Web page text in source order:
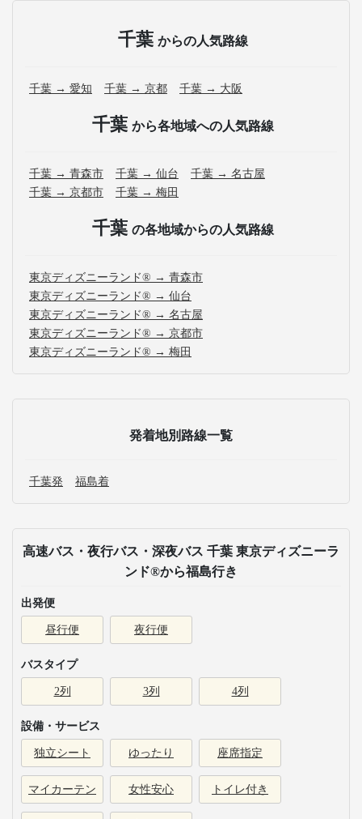
千葉 からの人気路線
千葉 → 愛知 千葉 → 京都 千葉 → 大阪
千葉 から各地域への人気路線
千葉 → 青森市 千葉 → 仙台
千葉 → 名古屋
千葉 → 京都市
千葉 → 梅田
千葉 の各地域からの人気路線
東京ディズニーランド® → 青森市
東京ディズニーランド® → 仙台
東京ディズニーランド® → 名古屋
東京ディズニーランド® → 京都市
東京ディズニーランド® → 梅田
発着地別路線一覧
千葉発 福島着
高速バス・夜行バス・深夜バス 千葉 東京ディズニーラ
ンド®から福島行き
出発便
昼行便 夜行便
バスタイプ
2列 3列 4列
設備・サービス
独立シート ゆったり 座席指定
マイカーテン 女性安心 トイレ付き